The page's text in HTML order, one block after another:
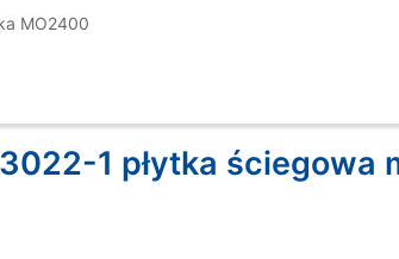
MO2400
1 płytka ściegowa